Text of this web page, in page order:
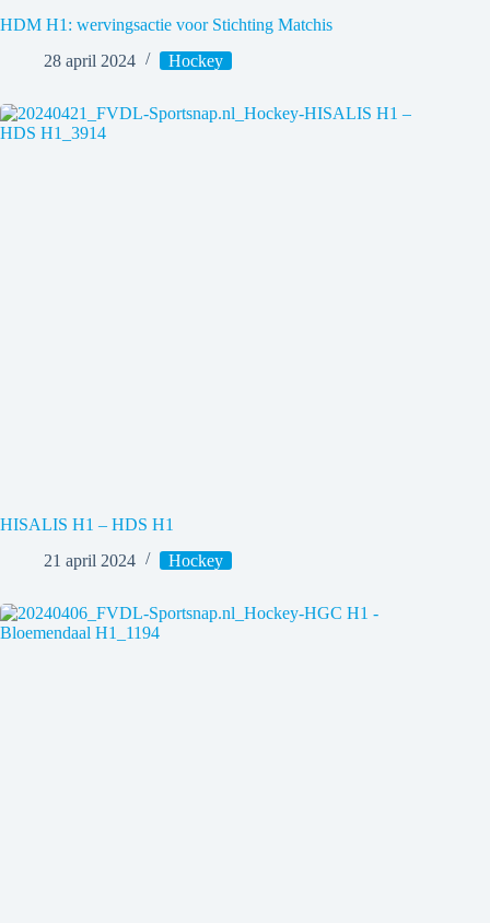
HDM H1: wervingsactie voor Stichting Matchis
28 april 2024
Hockey
HISALIS H1 – HDS H1
21 april 2024
Hockey